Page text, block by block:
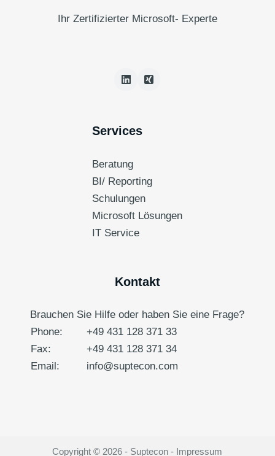
Ihr Zertifizierter Microsoft- Experte
Services
Beratung
BI/ Reporting
Schulungen
Microsoft Lösungen
IT Service
Kontakt
Brauchen Sie Hilfe oder haben Sie eine Frage?
Phone:
+49 431 128 371 33
Fax:
+49 431 128 371 34
Email:
info@suptecon.com
Copyright © 2026 - Suptecon - Impressum